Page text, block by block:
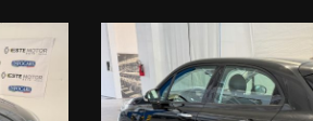
nostre 3 sedi di ESTE PD :